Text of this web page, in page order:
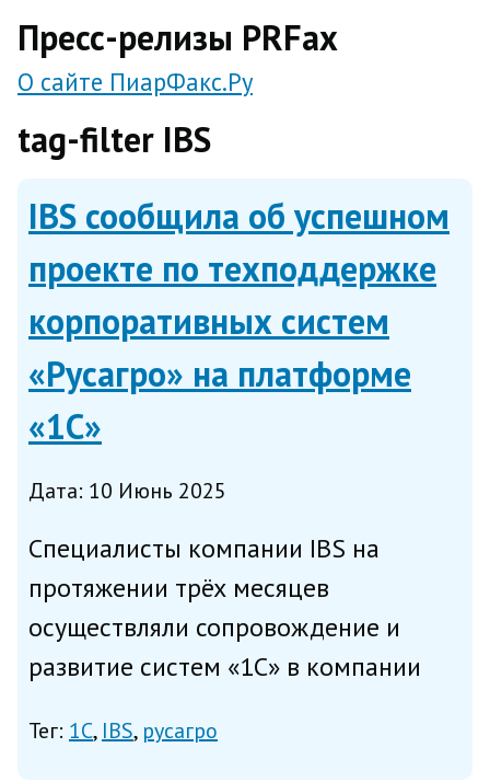
Пресс-релизы PRFax
О сайте ПиарФакс.Ру
tag-filter IBS
IBS сообщила об успешном
проекте по техподдержке
корпоративных систем
«Русагро» на платформе
«1С»
Дата: 10 Июнь 2025
Специалисты компании IBS на
протяжении трёх месяцев
осуществляли сопровождение и
развитие систем «1С» в компании
проекта эксперты также дали
Тег: 1С IBS русагро